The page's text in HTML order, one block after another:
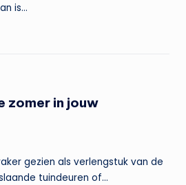
is…
zomer in jouw
gezien als verlengstuk van de
tuindeuren of…